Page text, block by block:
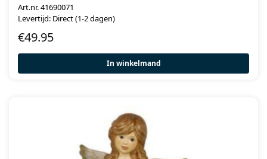
Art.nr. 41690071
Levertijd: Direct (1-2 dagen)
€49.95
In winkelmand